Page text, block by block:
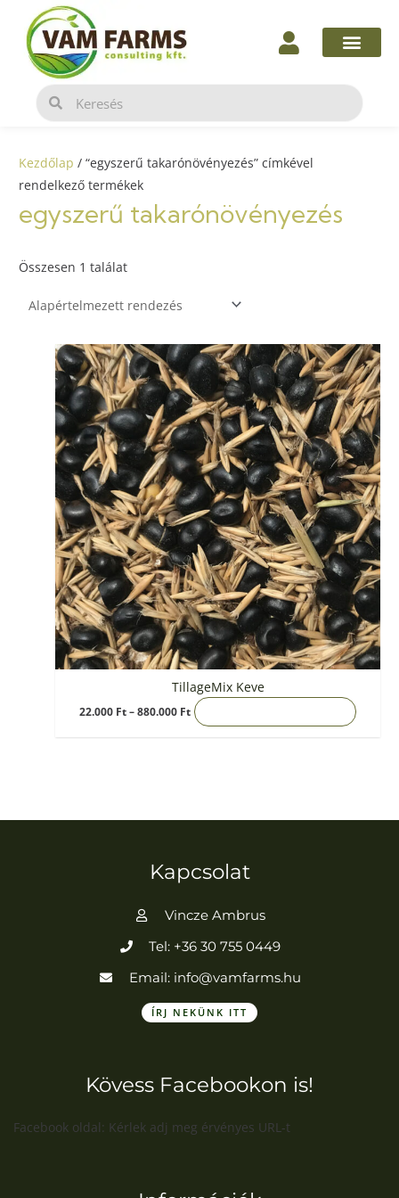
content
KeresésKeresés
Kezdőlap / “egyszerű takarónövényezés” címkével
rendelkező termékek
egyszerű takarónövényezés
Összesen 1 találat
TillageMix Keve
22.000 Ft–880.000 Ft
Ennek
a
több
van.
A
a
ki
Kapcsolat
Vincze Ambrus
Tel: +36 30 755 0449
Email: info@vamfarms.hu
ÍRJ NEKÜNK ITT
Kövess Facebookon is!
Facebook oldal: Kérlek adj meg érvényes URL-t